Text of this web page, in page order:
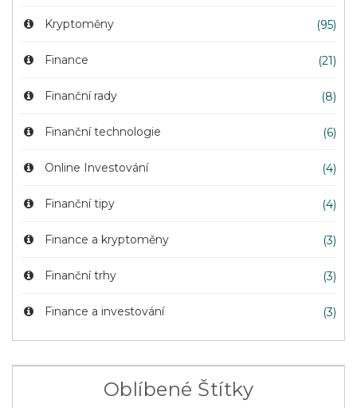
Kryptoměny (95)
Finance (21)
Finanční rady (8)
Finanční technologie (6)
Online Investování (4)
Finanční tipy (4)
Finance a kryptoměny (3)
Finanční trhy (3)
Finance a investování (3)
Oblíbené Štítky